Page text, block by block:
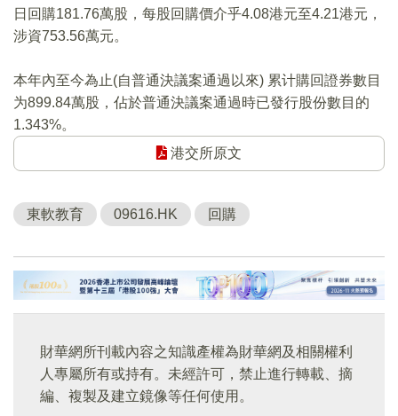
日回購181.76萬股，每股回購價介乎4.08港元至4.21港元，
涉資753.56萬元。
本年內至今為止(自普通決議案通過以來) 累计購回證券數目
为899.84萬股，佔於普通決議案通過時已發行股份數目的
1.343%。
港交所原文
東軟教育 09616.HK 回購
財華網所刊載內容之知識產權為財華網及相關權利
人專屬所有或持有。未經許可，禁止進行轉載、摘
編、複製及建立鏡像等任何使用。